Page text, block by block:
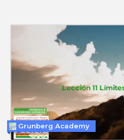
Grunberg Academy